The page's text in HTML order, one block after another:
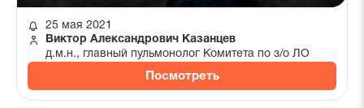
25 мая 2021
Виктор Александрович Казанцев
д.м.н., главный пульмонолог Комитета по з/о ЛО
Посмотреть